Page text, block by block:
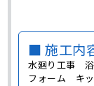
■ 施工内
水廻り工事
フォーム キ